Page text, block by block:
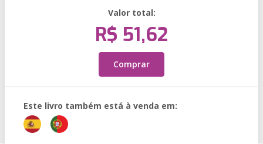
Valor total:
R$ 51,62
Comprar
Este livro também está à venda em: